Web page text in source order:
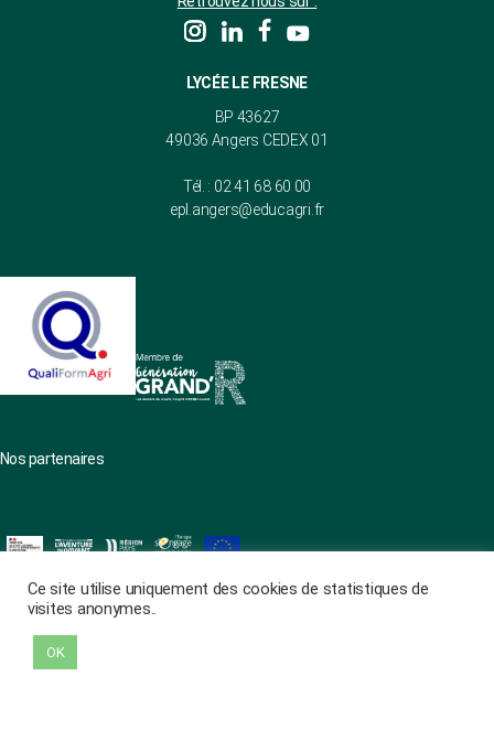
LYCÉE LE FRESNE
BP 43627
49036 Angers CEDEX 01
Tél. : 02 41 68 60 00
epl.angers@educagri.fr
Nos partenaires
Haut↑
Ce site utilise uniquement des cookies de statistiques de
visites anonymes..
OK